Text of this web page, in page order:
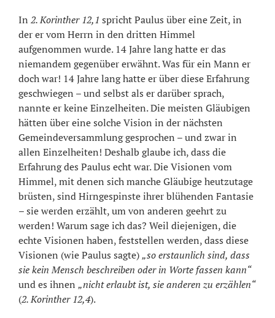
In 2. Korinther 12,1 spricht Paulus über eine Zeit, in
der er vom Herrn in den dritten Himmel
aufgenommen wurde. 14 Jahre lang hatte er das
niemandem gegenüber erwähnt. Was für ein Mann er
doch war! 14 Jahre lang hatte er über diese Erfahrung
geschwiegen – und selbst als er darüber sprach,
nannte er keine Einzelheiten. Die meisten Gläubigen
hätten über eine solche Vision in der nächsten
Gemeindeversammlung gesprochen – und zwar in
allen Einzelheiten! Deshalb glaube ich, dass die
Erfahrung des Paulus echt war. Die Visionen vom
Himmel, mit denen sich manche Gläubige heutzutage
brüsten, sind Hirngespinste ihrer blühenden Fantasie
– sie werden erzählt, um von anderen geehrt zu
werden! Warum sage ich das? Weil diejenigen, die
echte Visionen haben, feststellen werden, dass diese
Visionen (wie Paulus sagte)„so erstaunlich sind, dass
sie kein Mensch beschreiben oder in Worte fassen kann“
und es ihnen „nicht erlaubt ist, sie anderen zu erzählen“
(2. Korinther 12,4).